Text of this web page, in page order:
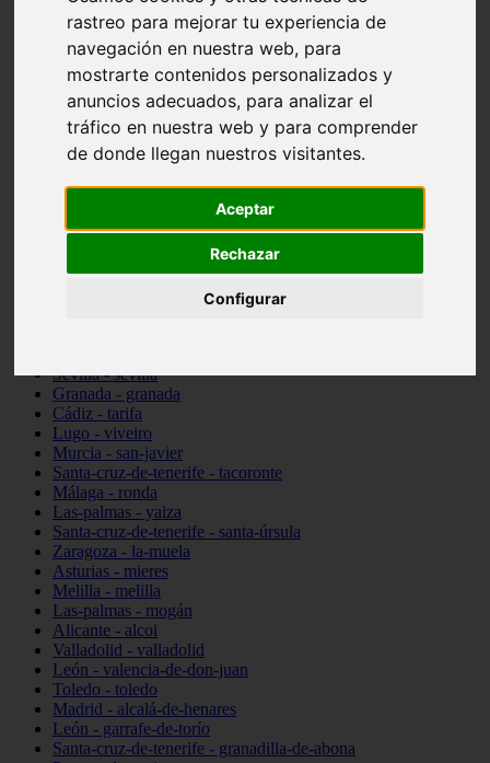
rastreo para mejorar tu experiencia de
navegación en nuestra web, para
mostrarte contenidos personalizados y
anuncios adecuados, para analizar el
tráfico en nuestra web y para comprender
de donde llegan nuestros visitantes.
Aceptar
Rechazar
Configurar
Madrid - pozuelo-de-alarcón
Teruel - sarrión
Cádiz - algodonales
Illes-balears - inca
Madrid - madrid
Málaga - torremolinos
Asturias - oviedo
Cádiz - el-puerto-de-santa-maría
Toledo - illescas
Málaga - marbella
Barcelona - barcelona
Sevilla - sevilla
Granada - granada
Cádiz - tarifa
Lugo - viveiro
Murcia - san-javier
Santa-cruz-de-tenerife - tacoronte
Málaga - ronda
Las-palmas - yaiza
Santa-cruz-de-tenerife - santa-úrsula
Zaragoza - la-muela
Asturias - mieres
Melilla - melilla
Las-palmas - mogán
Alicante - alcoi
Valladolid - valladolid
León - valencia-de-don-juan
Toledo - toledo
Madrid - alcalá-de-henares
León - garrafe-de-torío
Santa-cruz-de-tenerife - granadilla-de-abona